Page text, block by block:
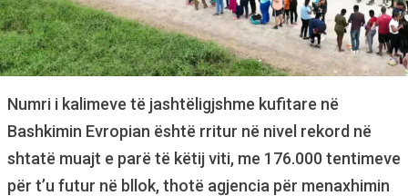
Numri i kalimeve të jashtëligjshme kufitare në
Bashkimin Evropian është rritur në nivel rekord në
shtatë muajt e parë të këtij viti, me 176.000 tentimeve
për t’u futur në bllok, thotë agjencia për menaxhimin